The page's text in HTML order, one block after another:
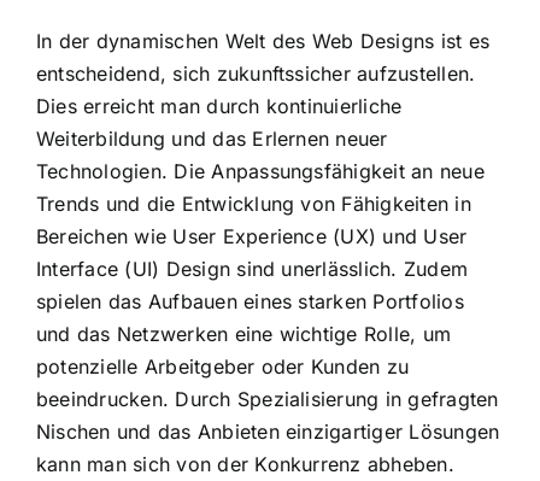
In der dynamischen Welt des Web Designs ist es
entscheidend, sich zukunftssicher aufzustellen.
Dies erreicht man durch kontinuierliche
Weiterbildung und das Erlernen neuer
Technologien. Die Anpassungsfähigkeit an neue
Trends und die Entwicklung von Fähigkeiten in
Bereichen wie User Experience (UX) und User
Interface (UI) Design sind unerlässlich. Zudem
spielen das Aufbauen eines starken Portfolios
und das Netzwerken eine wichtige Rolle, um
potenzielle Arbeitgeber oder Kunden zu
beeindrucken. Durch Spezialisierung in gefragten
Nischen und das Anbieten einzigartiger Lösungen
kann man sich von der Konkurrenz abheben.